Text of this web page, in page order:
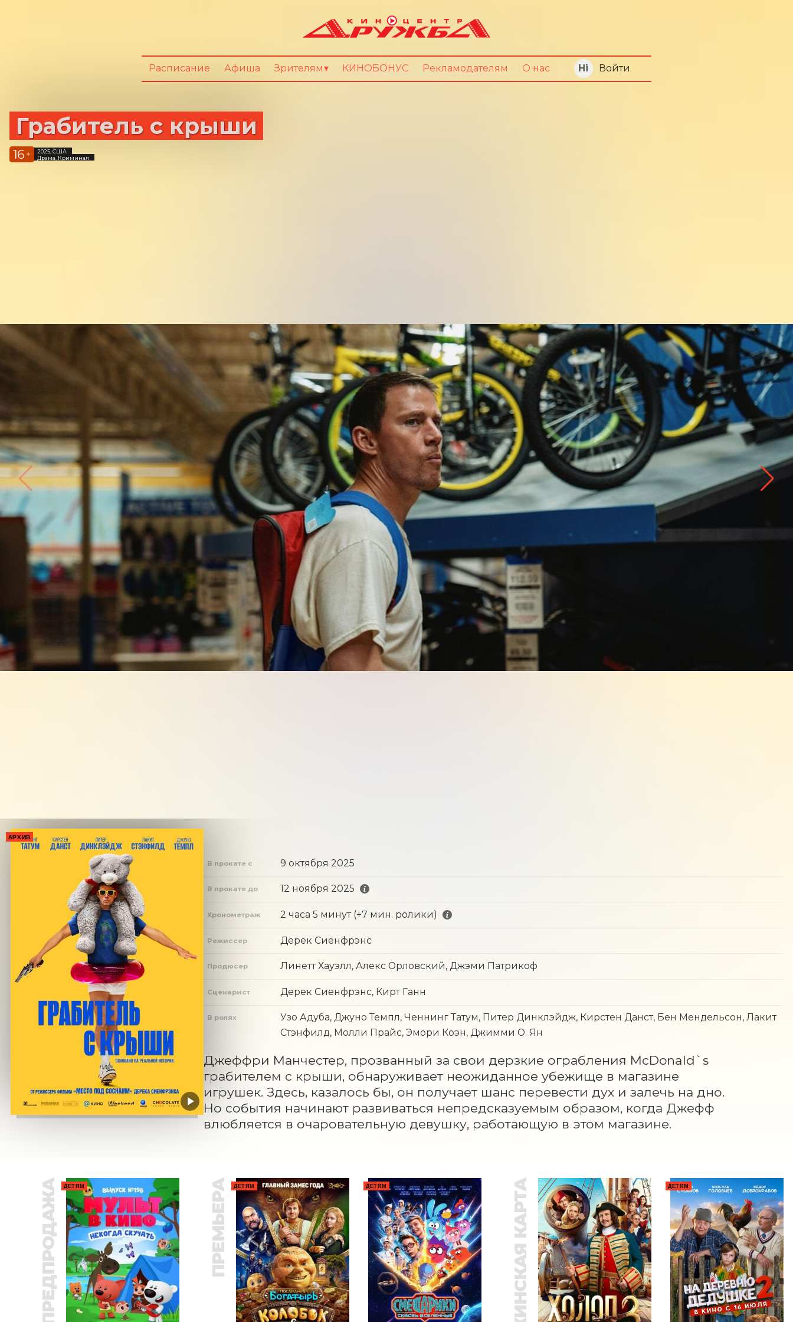
Войти
Расписание Афиша Зрителям КИНОБОНУС Рекламодателям О нас
Грабитель с крыши
16 +
2025, США
Драма, Криминал
АРХИВ
В прокате с 9 октября 2025
В прокате до 12 ноября 2025
Хронометраж 2 часа 5 минут (+7 мин. ролики)
Режиссер Дерек Сиенфрэнс
Продюсер Линетт Хауэлл, Алекс Орловский, Джэми Патрикоф
Сценарист Дерек Сиенфрэнс, Кирт Ганн
В ролях
Узо Адуба, Джуно Темпл, Ченнинг Татум, Питер Динклэйдж, Кирстен Данст, Бен Мендельсон, Лакит
Стэнфилд, Молли Прайс, Эмори Коэн, Джимми О. Ян
Джеффри Манчестер, прозванный за свои дерзкие ограбления McDonald`s
грабителем с крыши, обнаруживает неожиданное убежище в магазине
игрушек. Здесь, казалось бы, он получает шанс перевести дух и залечь на дно.
Но события начинают развиваться непредсказуемым образом, когда Джефф
влюбляется в очаровательную девушку, работающую в этом магазине.
ПРЕДПРОДАЖА ДЕТЯМ ПРЕМЬЕРА ДЕТЯМ ДЕТЯМ ПУШКИНСКАЯ КАРТА ДЕТЯМ